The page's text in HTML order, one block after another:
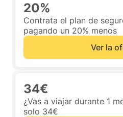
20%
Contrata el plan de
pagando un 20% menos
Ver la
34€
¿Vas a viajar durante 1
solo 34€